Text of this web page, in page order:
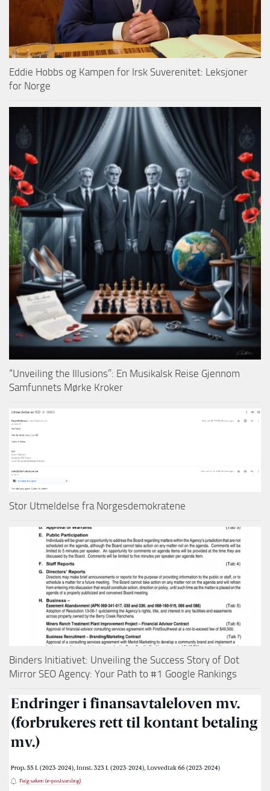
Eddie Hobbs og Kampen for Irsk Suverenitet: Leksjoner
for Norge
“Unveiling the Illusions”: En Musikalsk Reise Gjennom
Samfunnets Mørke Kroker
Stor Utmeldelse fra Norgesdemokratene
Binders Initiativet: Unveiling the Success Story of Dot
Mirror SEO Agency: Your Path to #1 Google Rankings